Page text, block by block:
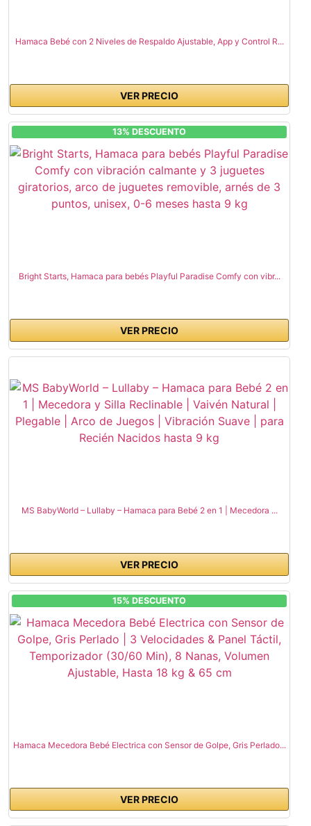
Hamaca Bebé con 2 Niveles de Respaldo Ajustable, App y Control R...
VER PRECIO
13% DESCUENTO
Bright Starts, Hamaca para bebés Playful Paradise Comfy con vibr...
VER PRECIO
MS BabyWorld – Lullaby – Hamaca para Bebé 2 en 1 | Mecedora ...
VER PRECIO
15% DESCUENTO
Hamaca Mecedora Bebé Electrica con Sensor de Golpe, Gris Perlado...
VER PRECIO